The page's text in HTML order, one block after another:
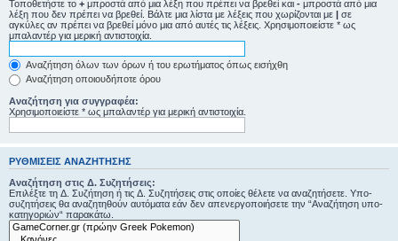
Τοποθετήστε το + μπροστά από μια λέξη που πρέπει να βρεθεί και - μπροστά από μια
λέξη που δεν πρέπει να βρεθεί. Βάλτε μια λίστα με λέξεις που χωρίζονται με | σε
αγκύλες αν πρέπει να βρεθεί μόνο μια από αυτές τις λέξεις. Χρησιμοποιείστε * ως
μπαλαντέρ για μερική αντιστοιχία.
Αναζήτηση όλων των όρων ή του ερωτήματος όπως εισήχθη
Αναζήτηση οποιουδήποτε όρου
Αναζήτηση για συγγραφέα:
Χρησιμοποιείστε * ως μπαλαντέρ για μερική αντιστοιχία.
ΡΥΘΜΊΣΕΙΣ ΑΝΑΖΉΤΗΣΗΣ
Αναζήτηση στις Δ. Συζητήσεις:
Επιλέξτε τη Δ. Συζήτηση ή τις Δ. Συζητήσεις στις οποίες θέλετε να αναζητήσετε. Υπο-
συζητήσεις θα αναζητηθούν αυτόματα εάν δεν απενεργοποιήσετε την “Αναζήτηση υπο-
κατηγοριών“ παρακάτω.